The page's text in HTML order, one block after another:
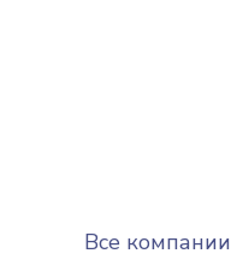
Все компании